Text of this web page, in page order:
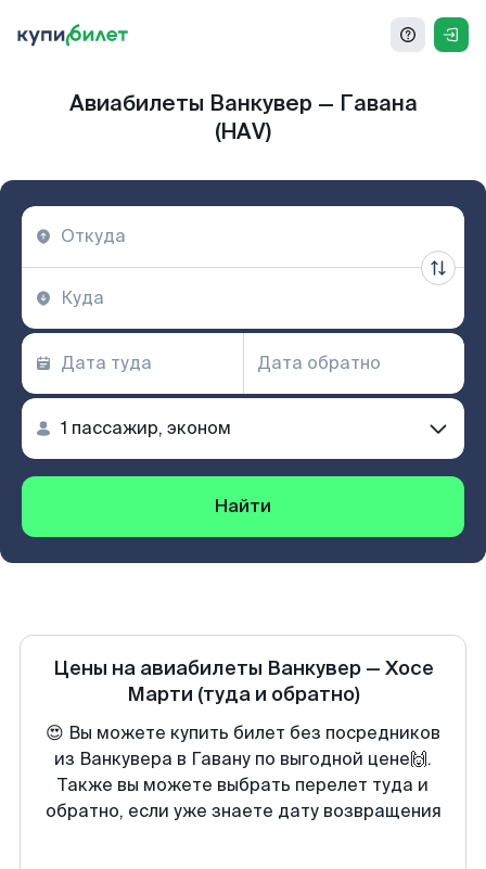
Авиабилеты Ванкувер — Гавана
(HAV)
Найти
Цены на авиабилеты Ванкувер— Хосе
Марти (туда и обратно)
😍 Вы можете купить билет без посредников
из Ванкувера в Гавану по выгодной цене🙌.
Также вы можете выбрать перелет туда и
обратно, если уже знаете дату возвращения